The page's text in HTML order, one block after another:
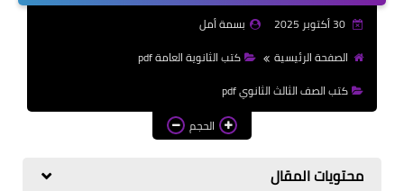
كتب المرحلة الابتدائي
30 أكتوبر 2025
بسمة أمل
الصفحة الرئيسية
كتب الثانوية العامة pdf
كتب الصف الثالث الثانوي pdf
الحجم
محتويات المقال